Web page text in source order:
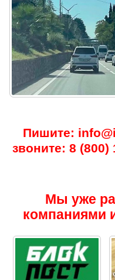
Пишите:
звоните: 8 (800)
Мы уже
компаниями